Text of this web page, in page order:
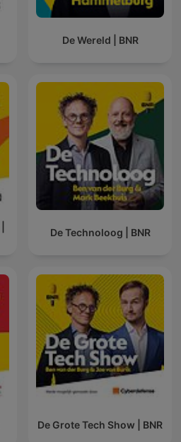
De Wereld | BNR
De Technoloog | BNR
De Grote Tech Show | BNR